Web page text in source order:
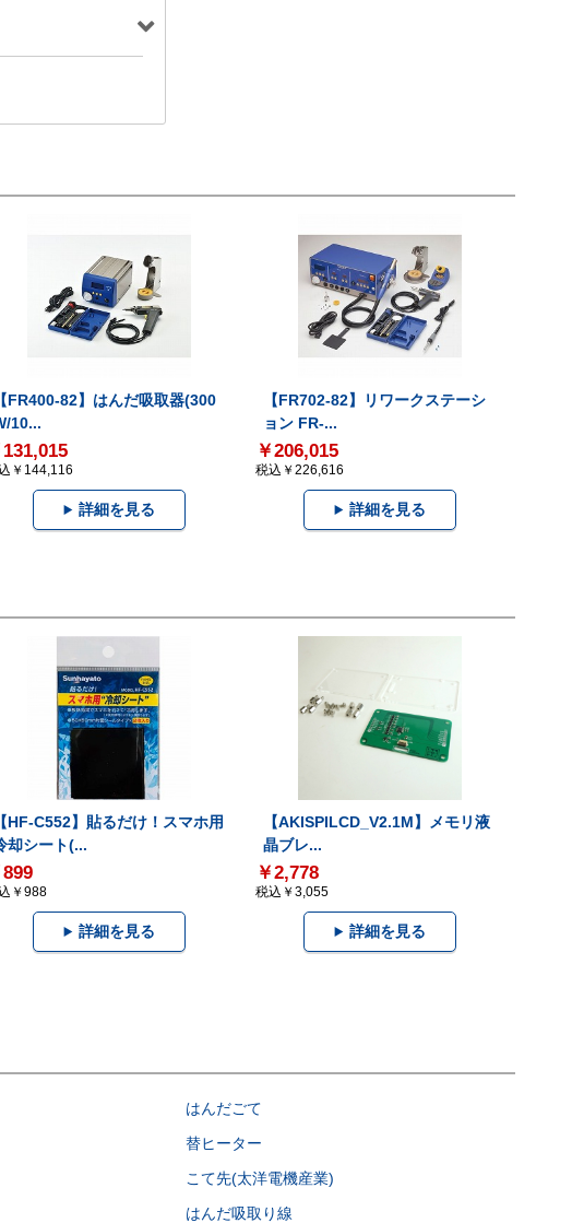
【FR400-82】はんだ吸取器(300
10...
131,015
￥144,116
詳細を見る
【FR702-82】リワークステーシ
ョン FR-...
￥206,015
税込￥226,616
詳細を見る
【HF-C552】貼るだけ！スマホ用
却シート(...
899
￥988
詳細を見る
【AKISPILCD_V2.1M】メモリ液
晶ブレ...
￥2,778
税込￥3,055
詳細を見る
はんだごて
替ヒーター
こて先(太洋電機産業)
はんだ吸取り線